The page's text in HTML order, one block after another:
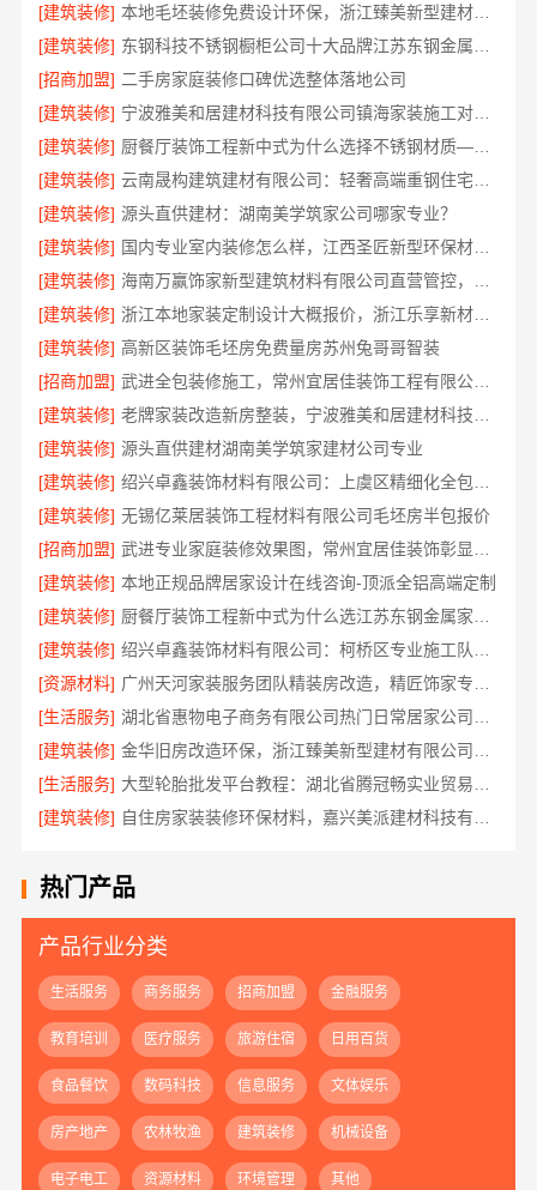
[建筑装修]
本地毛坯装修免费设计环保，浙江臻美新型建材有限公司省心装新家
[建筑装修]
[招商加盟] 二手房家庭装修口碑优选整体落地公司
[建筑装修]
宁波雅美和居建材科技有限公司镇海家装施工对接渠道
[建筑装修]
厨餐厅装饰工程新中式为什么选择不锈钢材质——江苏东钢金属家居
[建筑装修]
[建筑装修] 源头直供建材：湖南美学筑家公司哪家专业？
[建筑装修]
国内专业室内装修怎么样，江西圣匠新型环保材料有限公司
[建筑装修]
[建筑装修]
浙江本地家装定制设计大概报价，浙江乐享新材料有限公司闭口合同
[建筑装修] 高新区装饰毛坯房免费量房苏州兔哥哥智装
[招商加盟]
武进全包装修施工，常州宜居佳装饰工程有限公司标准化管控
[建筑装修]
[建筑装修] 源头直供建材湖南美学筑家建材公司专业
[建筑装修]
[建筑装修] 无锡亿莱居装饰工程材料有限公司毛坯房半包报价
[招商加盟]
[建筑装修] 本地正规品牌居家设计在线咨询-顶派全铝高端定制
[建筑装修]
[建筑装修]
[资源材料]
[生活服务]
[建筑装修]
[生活服务]
[建筑装修]
热门产品
产品行业分类
生活服务 商务服务 招商加盟 金融服务
教育培训 医疗服务 旅游住宿 日用百货
食品餐饮 数码科技 信息服务 文体娱乐
房产地产 农林牧渔 建筑装修 机械设备
电子电工 资源材料 环境管理 其他